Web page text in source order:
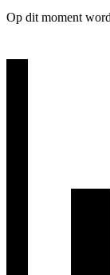
Op dit moment